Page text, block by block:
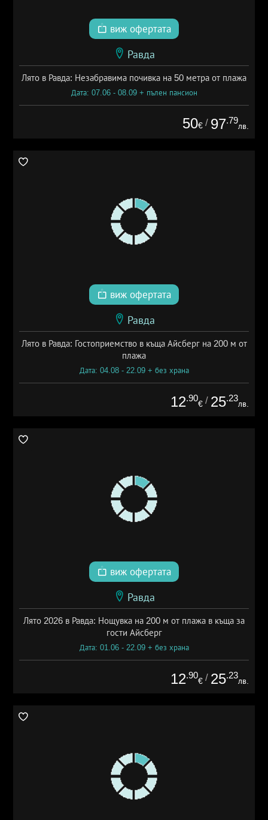
виж офертата
Равда
Лято в Равда: Незабравима почивка на 50 метра от плажа
Дата: 07.06 - 08.09 + пълен пансион
50€ / 97.79
лв.
виж офертата
Равда
Лято в Равда: Гостоприемство в къща Айсберг на 200 м от
плажа
Дата: 04.08 - 22.09 + без храна
12.90
€ / 25.23
лв.
виж офертата
Равда
Лято 2026 в Равда: Нощувка на 200 м от плажа в къща за
гости Айсберг
Дата: 01.06 - 22.09 + без храна
12.90
€ / 25.23
лв.